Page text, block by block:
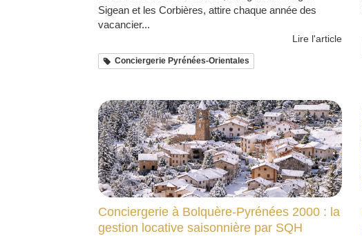
Sigean et les Corbières, attire chaque année des
vacancier...
Lire l'article
Conciergerie Pyrénées-Orientales
Conciergerie à Bolquère-Pyrénées 2000 : la
gestion locative saisonnière par SQH